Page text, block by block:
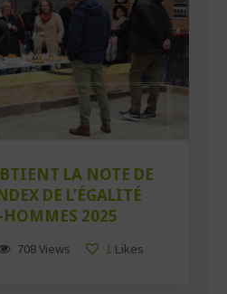
LA NOTE DE
DE L’ÉGALITÉ
HOMMES 2025
708 Views 1 Likes